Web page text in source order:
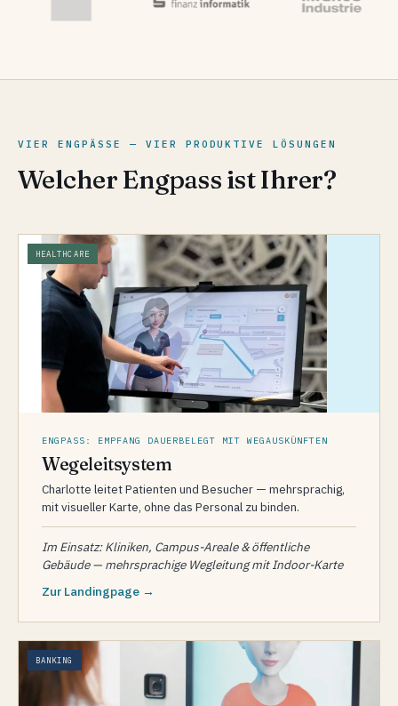
VIER ENGPÄSSE — VIER PRODUKTIVE LÖSUNGEN
Welcher Engpass ist Ihrer?
HEALTHCARE
ENGPASS: EMPFANG DAUERBELEGT MIT WEGAUSKÜNFTEN
Wegeleitsystem
Charlotte leitet Patienten und Besucher — mehrsprachig,
mit visueller Karte, ohne das Personal zu binden.
Im Einsatz: Kliniken, Campus-Areale & öffentliche
Gebäude — mehrsprachige Wegleitung mit Indoor-Karte
Zur Landingpage →
BANKING